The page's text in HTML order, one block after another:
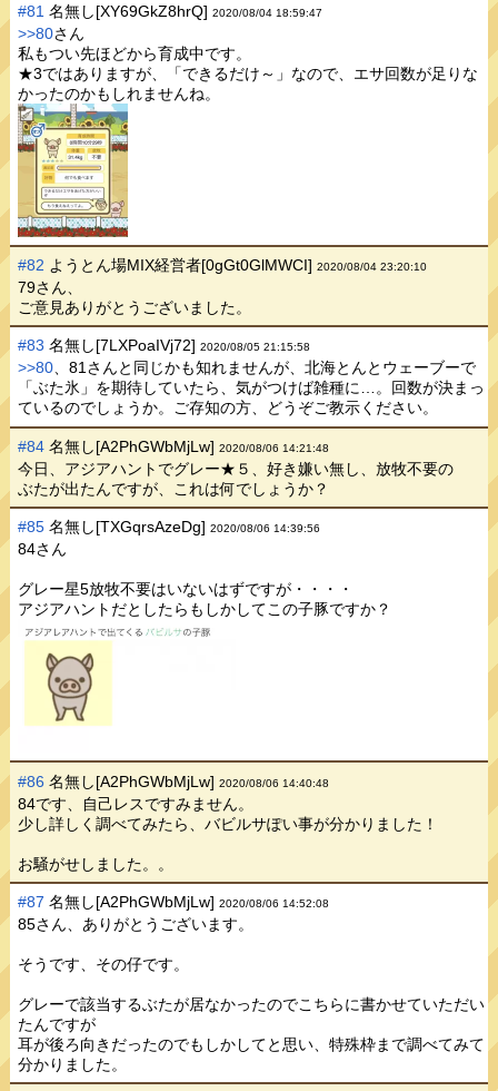
#81 名無し[XY69GkZ8hrQ]2020/08/04 18:59:47
>>80さん
私もつい先ほどから育成中です。
★3ではありますが、「できるだけ～」なので、エサ回数が足りな
かったのかもしれませんね。
#82 ようとん場MIX経営者[0gGt0GlMWCI]2020/08/04 23:20:10
79さん、
ご意見ありがとうございました。
#83 名無し[7LXPoaIVj72]2020/08/05 21:15:58
>>80、81さんと同じかも知れませんが、北海とんとウェーブーで
「ぶた氷」を期待していたら、気がつけば雑種に…。回数が決まっ
ているのでしょうか。ご存知の方、どうぞご教示ください。
#84 名無し[A2PhGWbMjLw]2020/08/06 14:21:48
今日、アジアハントでグレー★５、好き嫌い無し、放牧不要の
ぶたが出たんですが、これは何でしょうか？
#85 名無し[TXGqrsAzeDg]2020/08/06 14:39:56
84さん
グレー星5放牧不要はいないはずですが・・・・
アジアハントだとしたらもしかしてこの子豚ですか？
#86 名無し[A2PhGWbMjLw]2020/08/06 14:40:48
84です、自己レスですみません。
少し詳しく調べてみたら、バビルサぽい事が分かりました！
お騒がせしました。。
#87 名無し[A2PhGWbMjLw]2020/08/06 14:52:08
85さん、ありがとうございます。
そうです、その仔です。
グレーで該当するぶたが居なかったのでこちらに書かせていただい
たんですが
耳が後ろ向きだったのでもしかしてと思い、特殊枠まで調べてみて
分かりました。